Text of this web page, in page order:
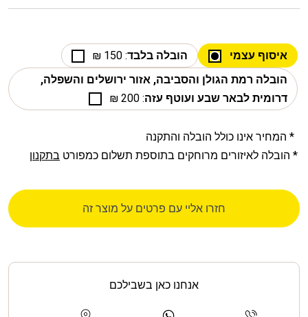
איסוף עצמי הובלה בלבד: 150 ₪
הובלה רמת הגולן והסביבה, אזור ירושלים והשפלה,
דרומית לבאר שבע ועוטף עזה: 200 ₪
* המחיר אינו כולל הובלה והתקנה
* הובלה לאיזורים מרוחקים בתוספת תשלום כמפורט בתקנון
חזרו אליי עם פרטים על מוצר זה
אנחנו כאן בשבילכם